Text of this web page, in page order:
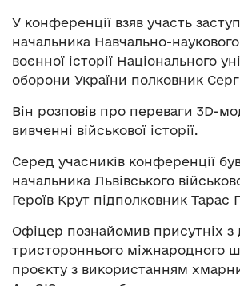
У конференції взяв участь
начальника Навчально-наукового
воєнної історії Національного
оборони України полковник
Він розповів про переваги 3D-
вивченні військової історії.
Серед учасників конференції
начальника Львівського
Героїв Крут підполковник Тарас
Офіцер познайомив присутніх з
тристороннього міжнародного
проєкту з використанням